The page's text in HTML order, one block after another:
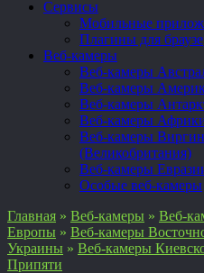
Сервисы
Мобильные
Плагины для
Веб-камеры
Веб-камеры
Веб-камеры
Веб-камеры
Веб-камеры
Веб-камеры
(Великобритания)
Веб-камеры
Особые веб-камеры
Главная » Веб-камеры » Веб-
Европы » Веб-камеры
Украины » Веб-камеры
Припяти